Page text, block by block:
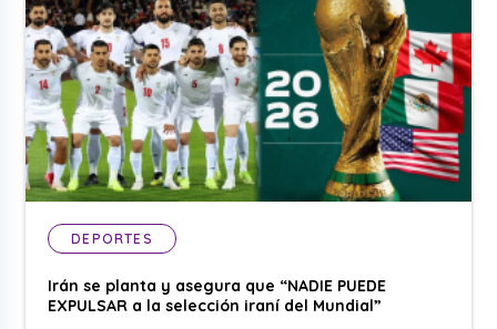
DEPORTES
Irán se planta y asegura que “NADIE PUEDE
EXPULSAR a la selección iraní del Mundial”